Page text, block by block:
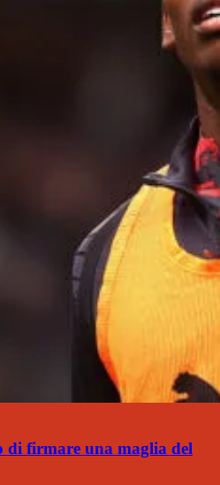
di firmare una maglia del